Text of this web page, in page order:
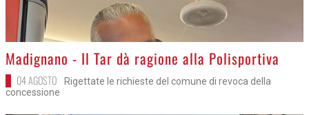
>Madignano - Il Tar dà ragione alla Polisportiva
04 AGOSTO
Rigettate le richieste del comune di revoca della
concessione